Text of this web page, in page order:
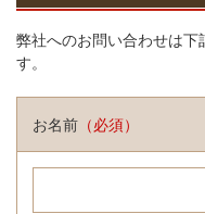
弊社へのお問い合わせは下
す。
お名前 （必須）